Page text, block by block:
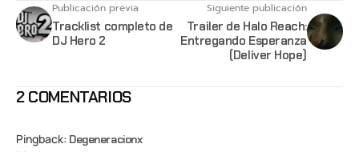
Publicación previa
Tracklist completo de
DJ Hero 2
Siguiente publicación
Trailer de Halo Reach:
Entregando Esperanza
(Deliver Hope)
2 COMENTARIOS
Pingback: Degeneracionx